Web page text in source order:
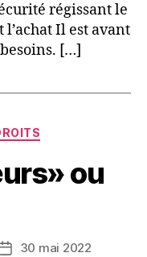
régissant le
Il est avant
[…]
ou
Date30 mai 2022